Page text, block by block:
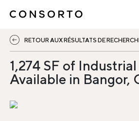
RETOUR AUX RÉSULTATS DE
1,274 SF of
Available in Bangor,